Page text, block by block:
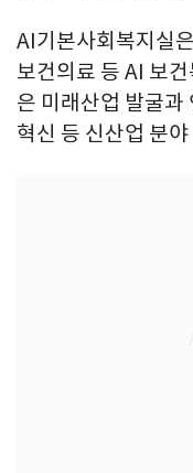
AI기본사회복지실
보건의료 등 AI 보
은 미래산업 발굴
혁신 등 신산업 분